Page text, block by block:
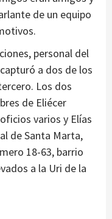
de un equipo
personal del
a dos de los
Los dos
de Eliécer
varios y Elías
de Santa Marta,
18-63, barrio
a la Uri de la